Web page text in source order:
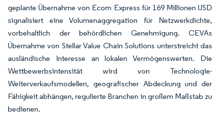
geplante Übernahme von Ecom Express für 169 Millionen USD
signalisiert eine Volumenaggregation für Netzwerkdichte,
vorbehaltlich der behördlichen Genehmigung. CEVAs
Übernahme von Stellar Value Chain Solutions unterstreicht das
ausländische Interesse an lokalen Vermögenswerten. Die
Wettbewerbsintensität wird von Technologie-
Weiterverkaufsmodellen, geografischer Abdeckung und der
Fähigkeit abhängen, regulierte Branchen in großem Maßstab zu
bedienen.